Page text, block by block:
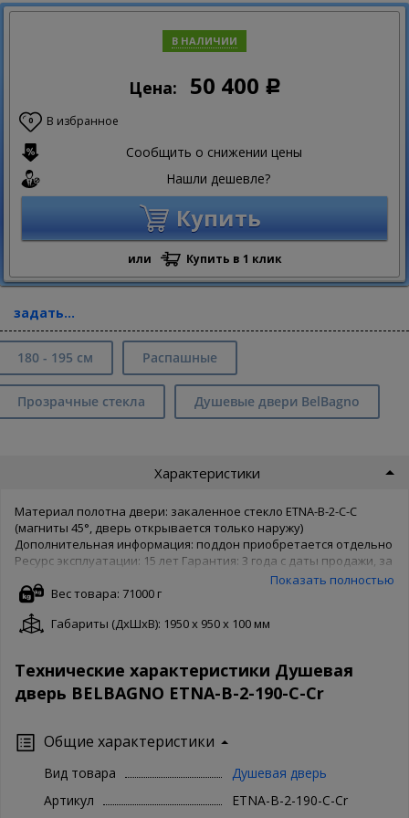
В НАЛИЧИИ
Цена: 50 400 Р
0 В избранное
Сообщить о снижении цены
Нашли дешевле?
Купить
или Купить в 1 клик
задать...
180 - 195 см Распашные
Прозрачные стекла Душевые двери BelBagno
Характеристики
Материал полотна двери: закаленное стекло ETNA-B-2-C-C
(магниты 45°, дверь открывается только наружу)
Дополнительная информация: поддон приобретается отдельно
Ресурс эксплуатации: 15 лет Гарантия: 3 года с даты продажи, за
исключением резинотехнических изделий - на
резинотехнические изделия (силиконовые уплотнители,
магнитные уплотнители) 1 год с даты продажи
Показать полностью
Вес товара: 71000 г
Габариты (ДxШxВ): 1950 x 950 x 100 мм
Технические характеристики Душевая
дверь BELBAGNO ETNA-B-2-190-C-Cr
Общие характеристики
Вид товара
Душевая дверь
Артикул
ETNA-B-2-190-C-Cr